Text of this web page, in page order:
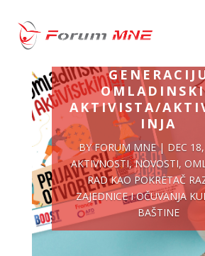
AKTIVISTA/
INJA
BYFORUM MNE| DEC
AKTIVNOSTI,NOVOSTI,
RAD KAO POKRETAČ
ZAJEDNICE I OČUVANJA
BAŠTINE